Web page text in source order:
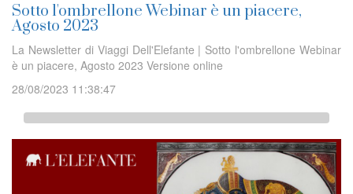
Sotto l'ombrellone Webinar è un piacere,
Agosto 2023
La Newsletter di Viaggi Dell'Elefante | Sotto l'ombrellone Webinar
è un piacere, Agosto 2023 Versione online
28/08/2023 11:38:47